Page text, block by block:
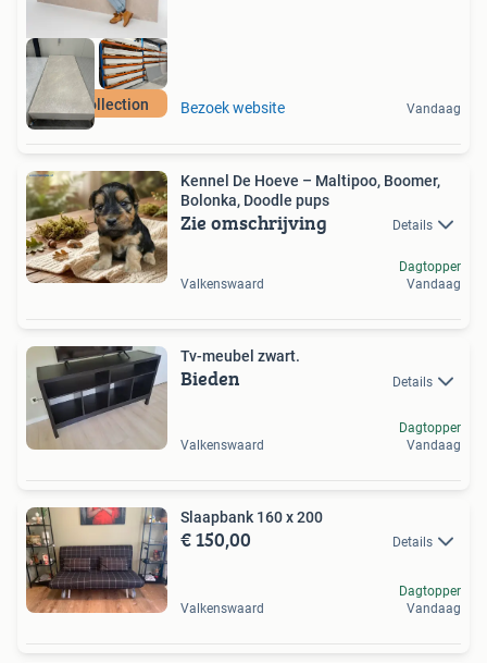
New Collection Bezoek website Vandaag
Kennel De Hoeve – Maltipoo, Boomer,
Bolonka, Doodle pups
Zie omschrijving Details
Valkenswaard
Dagtopper
Vandaag
Tv-meubel zwart.
Bieden Details
Valkenswaard
Dagtopper
Vandaag
Slaapbank 160 x 200
€ 150,00 Details
Valkenswaard
Dagtopper
Vandaag